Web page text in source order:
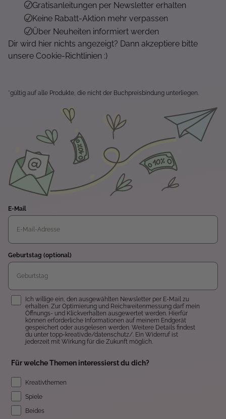
Gratisanleitungen per Newsletter erhalten
Keine Rabatt-Aktion mehr verpassen
Über Neuheiten informiert werden
Dir wird hier nichts angezeigt? Dann akzeptiere bitte
unsere Cookie-Richtlinien :)
*gültig auf alle Produkte, die nicht der Buchpreisbindung unterliegen.
E-Mail
Geburtstag (optional)
Einwilligung
Ich willige ein, den ausgewählten Newsletter per E-Mail zu
erhalten. Zur Optimierung und Reichweitenmessung darf mein
Öffnungs- und Klickverhalten ausgewertet werden. Hierfür
können erforderliche Informationen auf meinem Endgerät
gespeichert oder ausgelesen werden. Weitere Details findest
du unter topp-kreativ.de/datenschutz/. Ein Widerruf ist
jederzeit mit Wirkung für die Zukunft möglich.
Für welche Themen interessierst du dich?
Kreativthemen
Spiele
Beides